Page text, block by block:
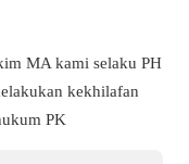
MA kami selaku PH
kekhilafan
PK